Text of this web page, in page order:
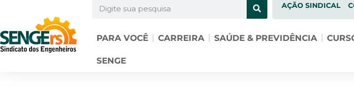
AÇÃO SINDICAL
PARA VOCÊ CARREIRA SAÚDE & PREVIDÊNCIA
SENGE